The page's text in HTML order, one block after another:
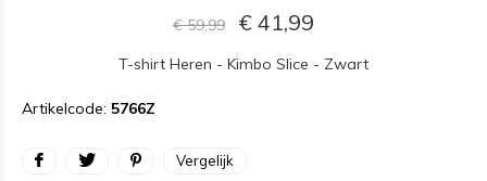
€ 59,99 € 41,99
T-shirt Heren - Kimbo Slice - Zwart
Artikelcode: 5766Z
Vergelijk